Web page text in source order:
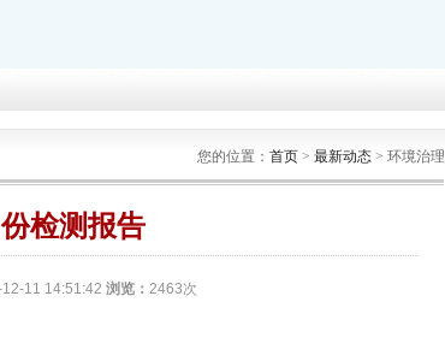
您的位置： 首页 > 最新动态 > 环境治理
检测报告
11 14:51:42 浏览： 2463次